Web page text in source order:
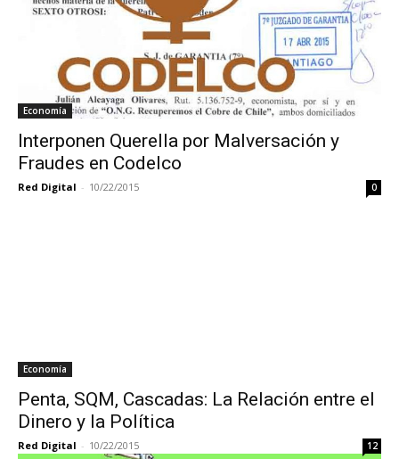
Economía
Interponen Querella por Malversación y
Fraudes en Codelco
Red Digital - 10/22/2015 0
Economía
Penta, SQM, Cascadas: La Relación entre el
Dinero y la Política
Red Digital - 10/22/2015 12